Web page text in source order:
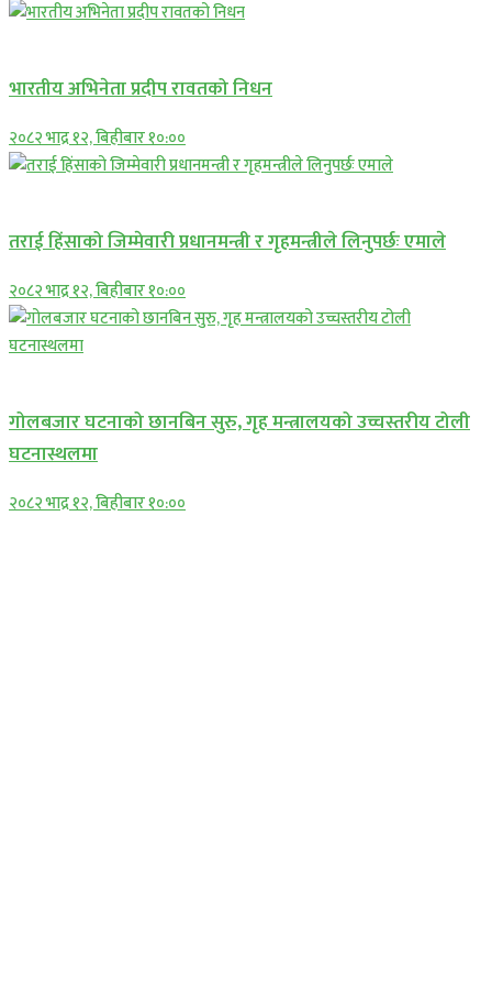
भारतीय अभिनेता प्रदीप रावतको निधन
२०८२ भाद्र १२, बिहीबार १०:००
तराई हिंसाको जिम्मेवारी प्रधानमन्त्री र गृहमन्त्रीले लिनुपर्छः एमाले
२०८२ भाद्र १२, बिहीबार १०:००
गोलबजार घटनाको छानबिन सुरु, गृह मन्त्रालयको उच्चस्तरीय टोली
घटनास्थलमा
२०८२ भाद्र १२, बिहीबार १०:००